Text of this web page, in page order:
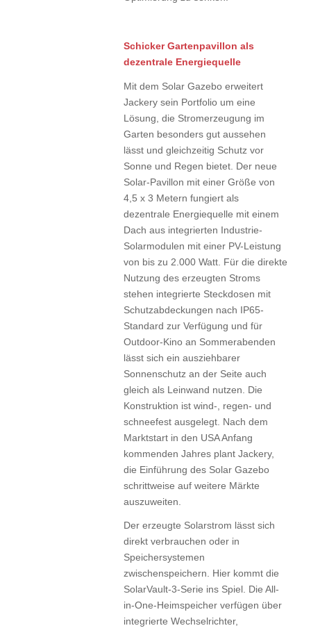
Schicker Gartenpavillon als
dezentrale Energiequelle
Mit dem Solar Gazebo erweitert
Jackery sein Portfolio um eine
Lösung, die Stromerzeugung im
Garten besonders gut aussehen
lässt und gleichzeitig Schutz vor
Sonne und Regen bietet. Der neue
Solar-Pavillon mit einer Größe von
4,5 x 3 Metern fungiert als
dezentrale Energiequelle mit einem
Dach aus integrierten Industrie-
Solarmodulen mit einer PV-Leistung
von bis zu 2.000 Watt. Für die direkte
Nutzung des erzeugten Stroms
stehen integrierte Steckdosen mit
Schutzabdeckungen nach IP65-
Standard zur Verfügung und für
Outdoor-Kino an Sommerabenden
lässt sich ein ausziehbarer
Sonnenschutz an der Seite auch
gleich als Leinwand nutzen. Die
Konstruktion ist wind-, regen- und
schneefest ausgelegt. Nach dem
Marktstart in den USA Anfang
kommenden Jahres plant Jackery,
die Einführung des Solar Gazebo
schrittweise auf weitere Märkte
auszuweiten.
Der erzeugte Solarstrom lässt sich
direkt verbrauchen oder in
Speichersystemen
zwischenspeichern. Hier kommt die
SolarVault-3-Serie ins Spiel. Die All-
in-One-Heimspeicher verfügen über
integrierte Wechselrichter,